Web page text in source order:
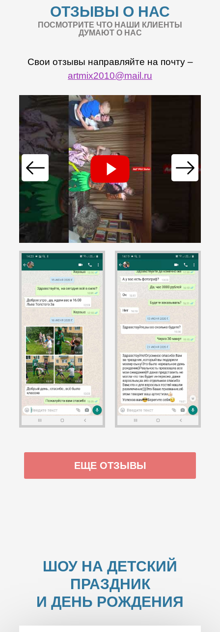
ОТЗЫВЫ О НАС
ПОСМОТРИТЕ ЧТО НАШИ КЛИЕНТЫ
ДУМАЮТ О НАС
Свои отзывы направляйте на почту –
artmix2010@mail.ru
ЕЩЕ ОТЗЫВЫ
ШОУ НА ДЕТСКИЙ
ПРАЗДНИК
И ДЕНЬ РОЖДЕНИЯ